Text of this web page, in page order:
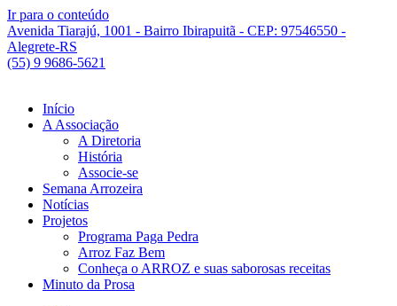
Ir para o conteúdo
Avenida Tiarajú, 1001 - Bairro Ibirapuitã - CEP: 97546550 -
Alegrete-RS
(55) 9 9686-5621
Início
A Associação
A Diretoria
História
Associe-se
Semana Arrozeira
Notícias
Projetos
Programa Paga Pedra
Arroz Faz Bem
Conheça o ARROZ e suas saborosas receitas
Minuto da Prosa